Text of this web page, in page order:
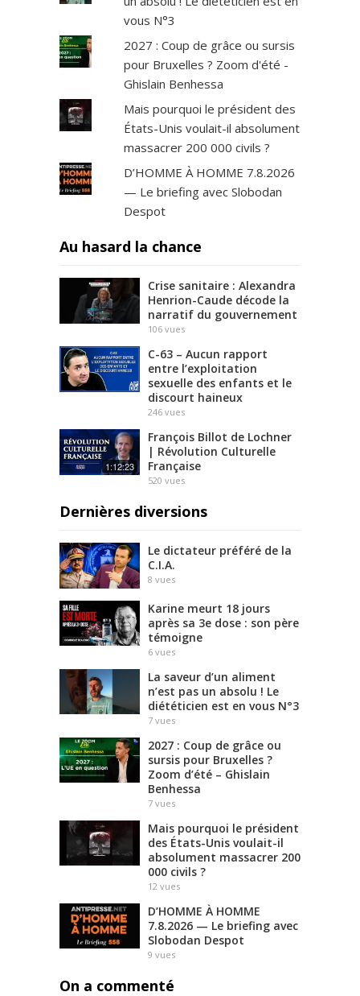
vous N°3
2027 : Coup de grâce ou sursis
pour Bruxelles ? Zoom d'été -
Ghislain Benhessa
Mais pourquoi le président des
États-Unis voulait-il absolument
massacrer 200 000 civils ?
D’HOMME À HOMME 7.8.2026
— Le briefing avec Slobodan
Despot
Au hasard la chance
Crise sanitaire : Alexandra
Henrion-Caude décode la
narratif du gouvernement
106 vues
C-63 – Aucun rapport
entre l’exploitation
sexuelle des enfants et le
discourt haineux
246 vues
1:12:23
François Billot de Lochner
| Révolution Culturelle
Française
520 vues
Dernières diversions
Le dictateur préféré de la
C.I.A.
8 vues
Karine meurt 18 jours
après sa 3e dose : son père
témoigne
6 vues
La saveur d’un aliment
n’est pas un absolu ! Le
diététicien est en vous N°3
7 vues
2027 : Coup de grâce ou
sursis pour Bruxelles ?
Zoom d’été – Ghislain
Benhessa
7 vues
Mais pourquoi le président
des États-Unis voulait-il
absolument massacrer 200
000 civils ?
12 vues
D’HOMME À HOMME
7.8.2026 — Le briefing avec
Slobodan Despot
9 vues
On a commenté